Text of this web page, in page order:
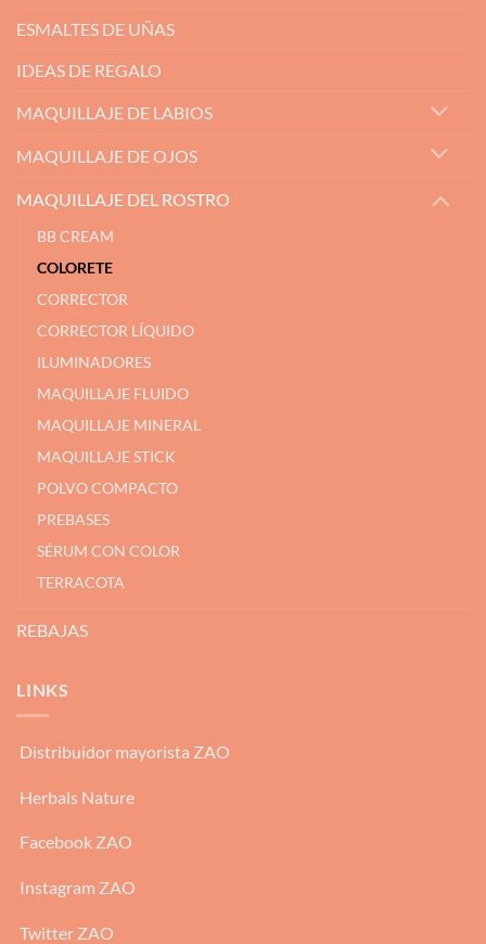
ESMALTES DE UÑAS
IDEAS DE REGALO
MAQUILLAJE DE LABIOS
MAQUILLAJE DE OJOS
MAQUILLAJE DEL ROSTRO
BB CREAM
COLORETE
CORRECTOR
CORRECTOR LÍQUIDO
ILUMINADORES
MAQUILLAJE FLUIDO
MAQUILLAJE MINERAL
MAQUILLAJE STICK
POLVO COMPACTO
PREBASES
SÉRUM CON COLOR
TERRACOTA
REBAJAS
LINKS
Distribuidor mayorista ZAO
Herbals Nature
Facebook ZAO
Instagram ZAO
Twitter ZAO